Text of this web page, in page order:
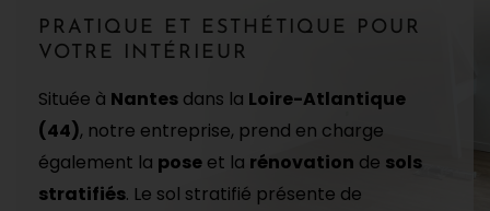
PRATIQUE ET ESTHÉTIQUE POUR
VOTRE INTÉRIEUR
Située à Nantes dans la Loire-Atlantique
(44), notre entreprise, prend en charge
également la pose et la rénovation de sols
stratifiés. Le sol stratifié présente de